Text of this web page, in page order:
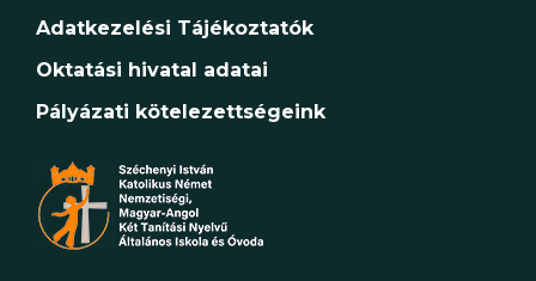
Adatkezelési Tájékoztatók
Oktatási hivatal adatai
Pályázati kötelezettségeink